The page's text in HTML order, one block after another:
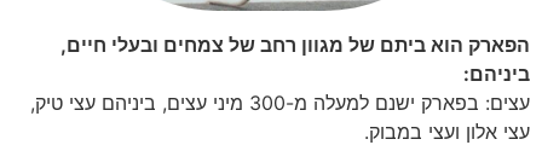
הפארק הוא ביתם של מגוון רחב של צמחים ובעלי חיים,
ביניהם:
עצים: בפארק ישנם למעלה מ-300 מיני עצים, ביניהם עצי טיק,
עצי אלון ועצי במבוק.